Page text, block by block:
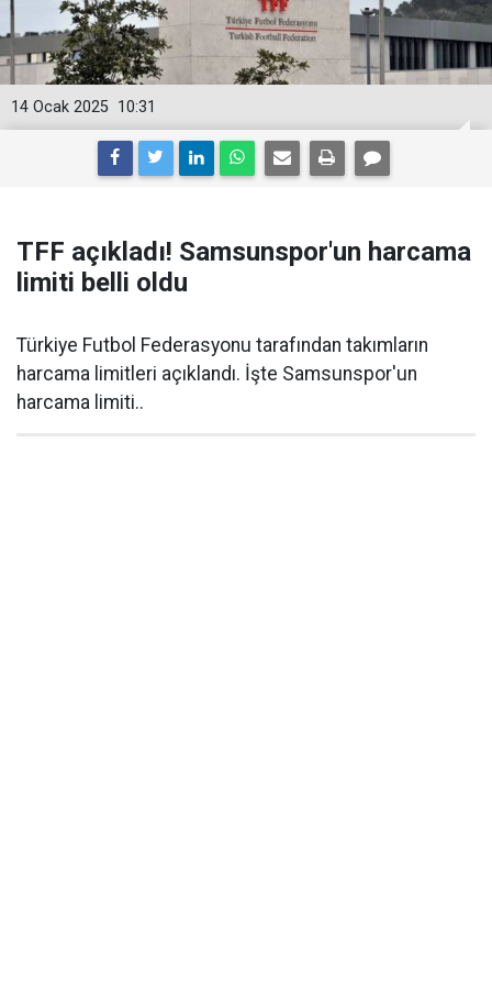
10:31
14 Ocak 2025
TFF açıkladı! Samsunspor'un harcama
limiti belli oldu
Türkiye Futbol Federasyonu tarafından takımların
harcama limitleri açıklandı. İşte Samsunspor'un
harcama limiti..